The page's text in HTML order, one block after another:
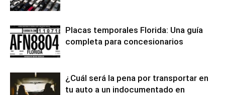
Placas temporales Florida: Una guía
completa para concesionarios
¿Cuál será la pena por transportar en
tu auto a un indocumentado en